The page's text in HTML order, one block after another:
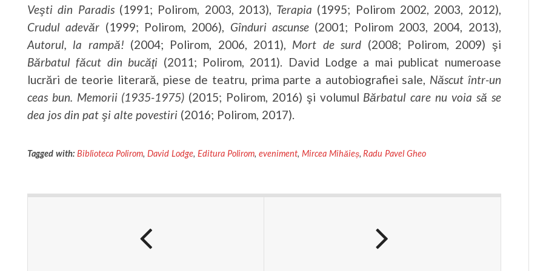
Veşti din Paradis (1991; Polirom, 2003, 2013), Terapia (1995; Polirom 2002, 2003, 2012),
Crudul adevăr (1999; Polirom, 2006), Gînduri ascunse (2001; Polirom 2003, 2004, 2013),
Autorul, la rampă! (2004; Polirom, 2006, 2011), Mort de surd (2008; Polirom, 2009) şi
Bărbatul făcut din bucăţi (2011; Polirom, 2011). David Lodge a mai publicat numeroase
lucrări de teorie literară, piese de teatru, prima parte a autobiografiei sale, Născut într-un
ceas bun. Memorii (1935-1975) (2015; Polirom, 2016) şi volumul Bărbatul care nu voia să se
dea jos din pat şi alte povestiri (2016; Polirom, 2017).
Tagged with: Biblioteca Polirom, David Lodge, Editura Polirom, eveniment, Mircea Mihăieș, Radu Pavel Gheo